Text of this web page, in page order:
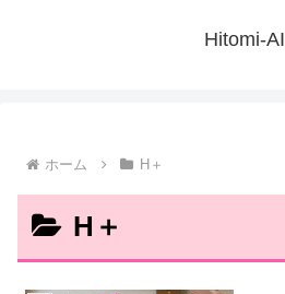
Hitomi-AI
ホーム H＋
H＋